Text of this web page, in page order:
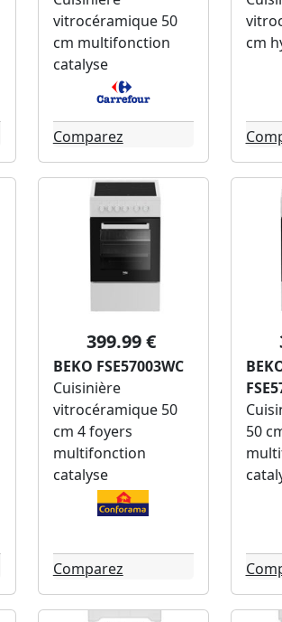
vitrocéramique 50
cm multifonction
catalyse
Comparez
cm
399.99 €
BEKO FSE57003WC
Cuisinière
vitrocéramique 50
cm 4 foyers
multifonction
catalyse
Comparez
50